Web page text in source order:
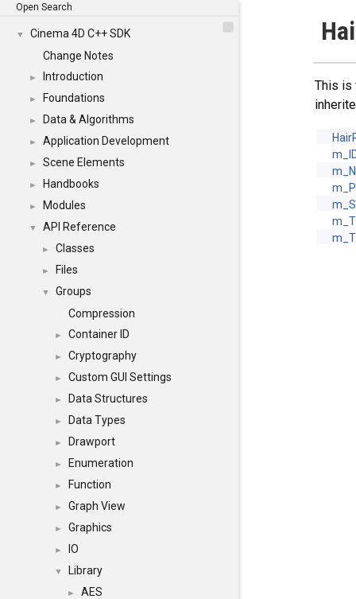
Open Search
▼
Cinema 4D C++ SDK
Change Notes
► Introduction
► Foundations
► Data & Algorithms
► Application Development
► Scene Elements
► Handbooks
► Modules
▼ API Reference
► Classes
► Files
▼
Groups
Compression
► Container ID
► Cryptography
► Custom GUI Settings
► Data Structures
► Data Types
► Drawport
► Enumeration
► Function
► Graph View
► Graphics
► IO
▼ Library
► AES
This
m_N
m_P
m_S
m_T